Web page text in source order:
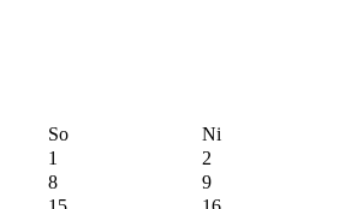
So
Ni
1
2
8
9